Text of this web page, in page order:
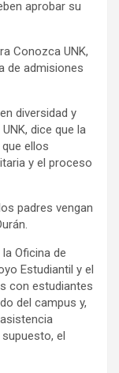
aprobar su
Conozca UNK,
de admisiones
diversidad y
dice que la
ellos
y el proceso
padres vengan
Oficina de
Estudiantil y el
con estudiantes
del campus y,
el